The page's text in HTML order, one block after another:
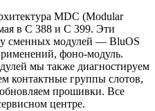
MDC (Modular
в C 388 и C 399. Эти
сменных модулей — BluOS
фоно-модуль.
мы также диагностируем
контактные группы слотов,
прошивки. Все
центре.